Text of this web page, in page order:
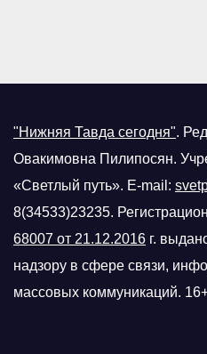
"Нижняя Тавда сегодня".
Овакимовна Пилипосян.
«Светлый путь». E-mail:
8(34533)23235.
68007 от 21.12.2016 г.
надзору в сфере связи,
массовых коммуникаций.